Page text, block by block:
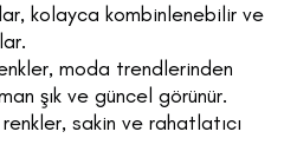
kolayca kombinlenebilir ve
moda trendlerinden
şık ve güncel görünür.
sakin ve rahatlatıcı